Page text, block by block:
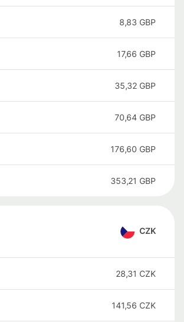
8,83 GBP
17,66 GBP
35,32 GBP
70,64 GBP
176,60 GBP
353,21 GBP
CZK
28,31 CZK
141,56 CZK